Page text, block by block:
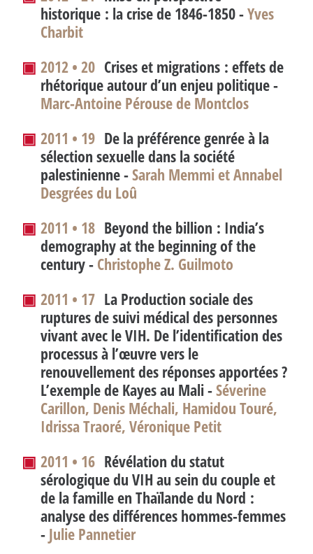
historique : la crise de 1846-1850 -Yves
Charbit
▣ 2012 • 20 Crises et migrations : effets de
rhétorique autour d’un enjeu politique -
Marc-Antoine Pérouse de Montclos
▣ 2011 • 19 De la préférence genrée à la
sélection sexuelle dans la société
palestinienne -Sarah Memmi et Annabel
Desgrées du Loû
▣ 2011 • 18 Beyond the billion : India’s
demography at the beginning of the
century -Christophe Z. Guilmoto
▣ 2011 • 17 La Production sociale des
ruptures de suivi médical des personnes
vivant avec le VIH. De l’identification des
processus à l’œuvre vers le
renouvellement des réponses apportées?
L’exemple de Kayes au Mali -Séverine
Carillon, Denis Méchali, Hamidou Touré,
Idrissa Traoré, Véronique Petit
▣ 2011 • 16 Révélation du statut
sérologique du VIH au sein du couple et
de la famille en Thaïlande du Nord :
analyse des différences hommes-femmes
-Julie Pannetier